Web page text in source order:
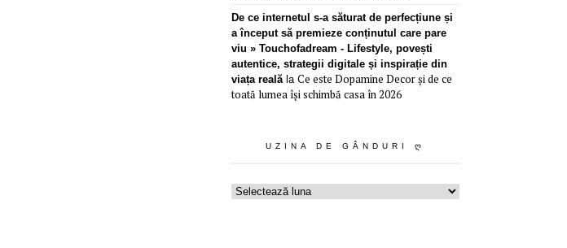
De ce internetul s-a săturat de perfecțiune și
a început să premieze conținutul care pare
viu » Touchofadream - Lifestyle, povești
autentice, strategii digitale și inspirație din
viața reală la Ce este Dopamine Decor și de ce
toată lumea își schimbă casa în 2026
UZINA DE GÂNDURI Ღ
Uzina